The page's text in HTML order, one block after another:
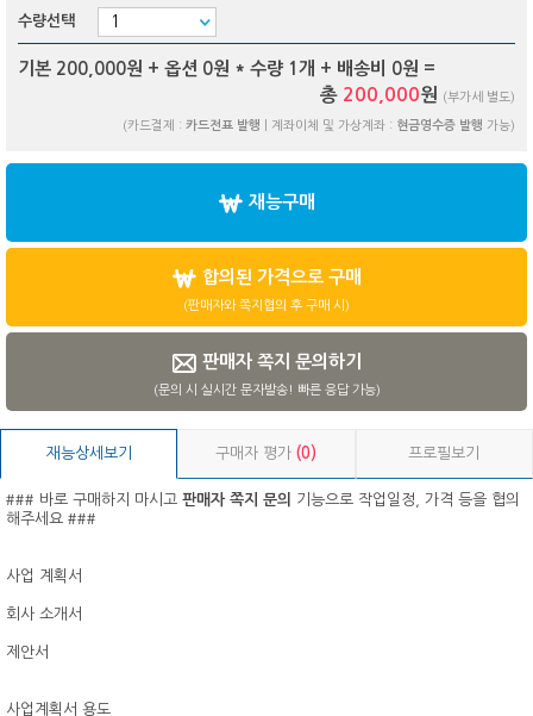
수량선택
기본 200,000원 + 옵션 0원 * 수량 1 개 + 배송비 0원 =
총 200,000원 (부가세 별도)
(카드결제 : 카드전표 발행 | 계좌이체 및 가상계좌 : 현금영수증 발행 가능)
재능구매
합의된 가격으로 구매
(판매자와 쪽지협의 후 구매 시)
판매자 쪽지 문의하기
(문의 시 실시간 문자발송! 빠른 응답 가능)
재능상세보기 구매자 평가(0) 프로필보기
### 바로 구매하지 마시고 판매자 쪽지 문의
기능으로 작업일정, 가격 등을 협의
해주세요 ###
사업 계획서
회사 소개서
제안서
사업계획서 용도